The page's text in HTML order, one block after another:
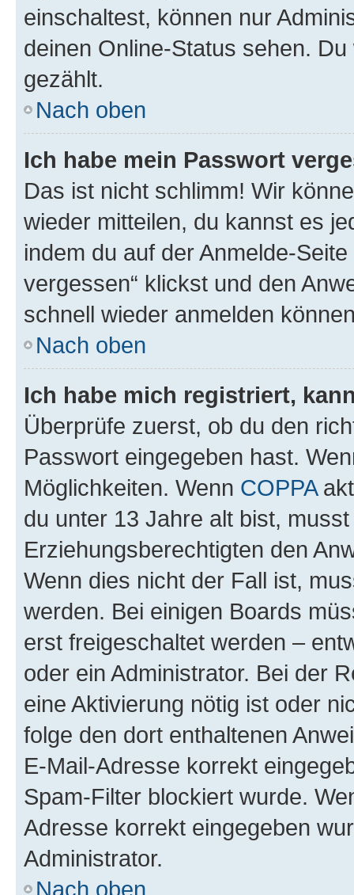
einschaltest, können nur
deinen Online-Status sehen.
gezählt.
Nach oben
Ich habe mein Passwort
Das ist nicht schlimm! Wir
wieder mitteilen, du kannst es
indem du auf der Anmelde-
vergessen“ klickst und den
schnell wieder anmelden
Nach oben
Ich habe mich registriert,
Überprüfe zuerst, ob du den
Passwort eingegeben hast.
Möglichkeiten. Wenn COPPA
du unter 13 Jahre alt bist,
Erziehungsberechtigten den
Wenn dies nicht der Fall ist,
werden. Bei einigen Boards
erst freigeschaltet werden –
oder ein Administrator. Bei der
eine Aktivierung nötig ist oder
folge den dort enthaltenen
E-Mail-Adresse korrekt
Spam-Filter blockiert wurde.
Adresse korrekt eingegeben
Administrator.
Nach oben